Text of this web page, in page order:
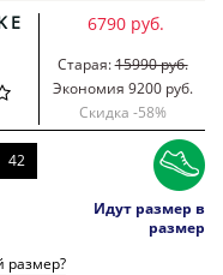
6790 руб.
Старая:15990 руб.
Экономия 9200 руб.
Скидка -58%
42
Идут размер в
размер
размер?